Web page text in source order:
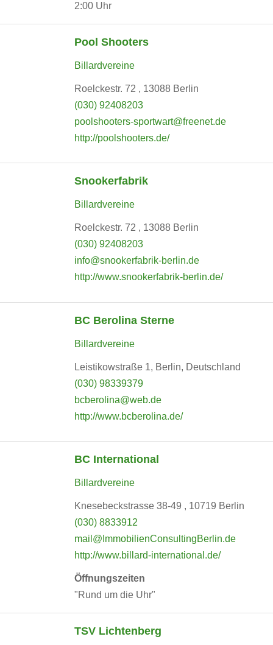
2:00 Uhr
Pool Shooters
Billardvereine
Roelckestr. 72 , 13088 Berlin
(030) 92408203
poolshooters-sportwart@freenet.de
http://poolshooters.de/
Snookerfabrik
Billardvereine
Roelckestr. 72 , 13088 Berlin
(030) 92408203
info@snookerfabrik-berlin.de
http://www.snookerfabrik-berlin.de/
BC Berolina Sterne
Billardvereine
Leistikowstraße 1, Berlin, Deutschland
(030) 98339379
bcberolina@web.de
http://www.bcberolina.de/
BC International
Billardvereine
Knesebeckstrasse 38-49 , 10719 Berlin
(030) 8833912
mail@ImmobilienConsultingBerlin.de
http://www.billard-international.de/
Öffnungszeiten
"Rund um die Uhr"
TSV Lichtenberg